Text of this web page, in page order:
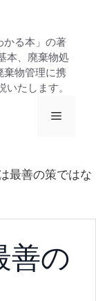
かる本」の著
本、廃棄物処
棄物管理に携
たします。
メ
最善の策ではな
善の